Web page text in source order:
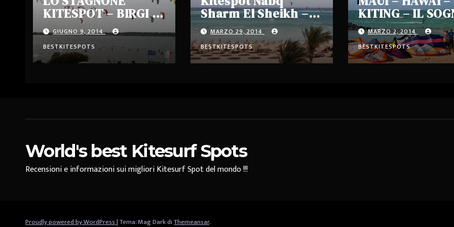
KITESPOT – BIRGI –
MARSALA -ITALIA
GIUGNO 9, 2014
BESTKITESPOTS
Sharm El Sheikh –
Egitto
MARZO 29, 2014
BESTKITESPOTS
KITING – IL
MARZO 2, 2014
BESTKITESPOTS
World's best Kitesurf Spots
Recensioni e informazioni sui migliori Kitesurf Spot del mondo !!!
Proudly powered by WordPress|Tema: Mag Dark diThemeansar.